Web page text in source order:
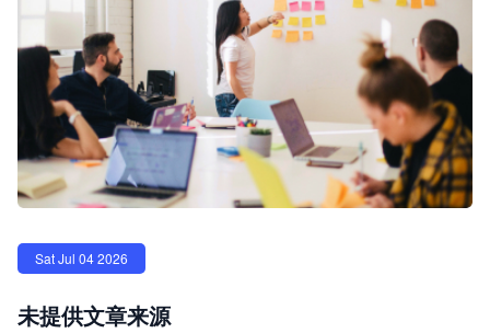
Sat Jul 04 2026
未提供文章来源